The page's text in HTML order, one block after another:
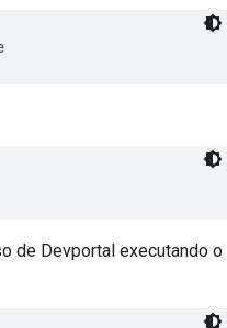
de Devportal executando o